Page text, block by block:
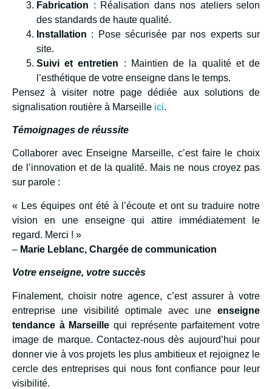
Fabrication : Réalisation dans nos ateliers selon
des standards de haute qualité.
Installation : Pose sécurisée par nos experts sur
site.
Suivi et entretien : Maintien de la qualité et de
l’esthétique de votre enseigne dans le temps.
Pensez à visiter notre page dédiée aux solutions de
signalisation routière à Marseille ici.
Témoignages de réussite
Collaborer avec Enseigne Marseille, c’est faire le choix
de l’innovation et de la qualité. Mais ne nous croyez pas
sur parole :
« Les équipes ont été à l’écoute et ont su traduire notre
vision en une enseigne qui attire immédiatement le
regard. Merci ! »
– Marie Leblanc, Chargée de communication
Votre enseigne, votre succès
Finalement, choisir notre agence, c’est assurer à votre
entreprise une visibilité optimale avec une enseigne
tendance à Marseille qui représente parfaitement votre
image de marque. Contactez-nous dès aujourd’hui pour
donner vie à vos projets les plus ambitieux et rejoignez le
cercle des entreprises qui nous font confiance pour leur
visibilité.